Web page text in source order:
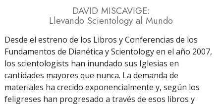
DAVID MISCAVIGE:
Llevando Scientology al Mundo
Desde el estreno de los Libros y Conferencias de los
Fundamentos de Dianética y Scientology en el año 2007,
los scientologists han inundado sus Iglesias en
cantidades mayores que nunca. La demanda de
materiales ha crecido exponencialmente y, según los
feligreses han progresado a través de esos libros y